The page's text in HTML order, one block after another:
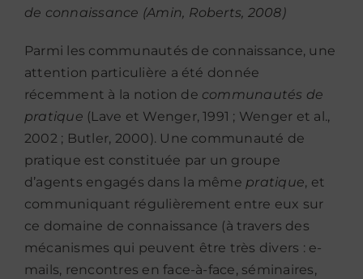
de connaissance (Amin, Roberts, 2008)
Parmi les communautés de connaissance, une
attention particulière a été donnée
récemment à la notion de communautés de
pratique (Lave et Wenger, 1991 ; Wenger et al.,
2002 ; Butler, 2000). Une communauté de
pratique est constituée par un groupe
d’agents engagés dans la même pratique, et
communiquant régulièrement entre eux sur
ce domaine de connaissance (à travers des
mécanismes qui peuvent être très divers : e-
mails, rencontres en face-à-face, séminaires,